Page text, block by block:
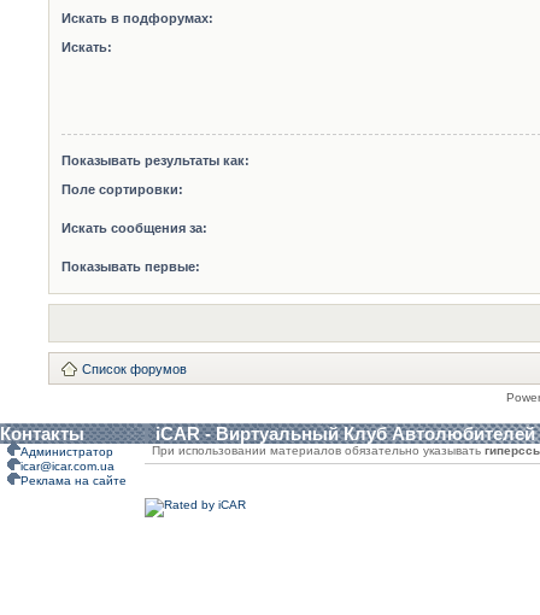
Искать в подфорумах:
Искать:
Показывать результаты как:
Поле сортировки:
Искать сообщения за:
Показывать первые:
Список форумов
Контакты iCAR - Виртуальный Клуб Автолюбителей
Администратор
icar@icar.com.ua
Реклама на сайте
При использовании материалов обязательно указывать